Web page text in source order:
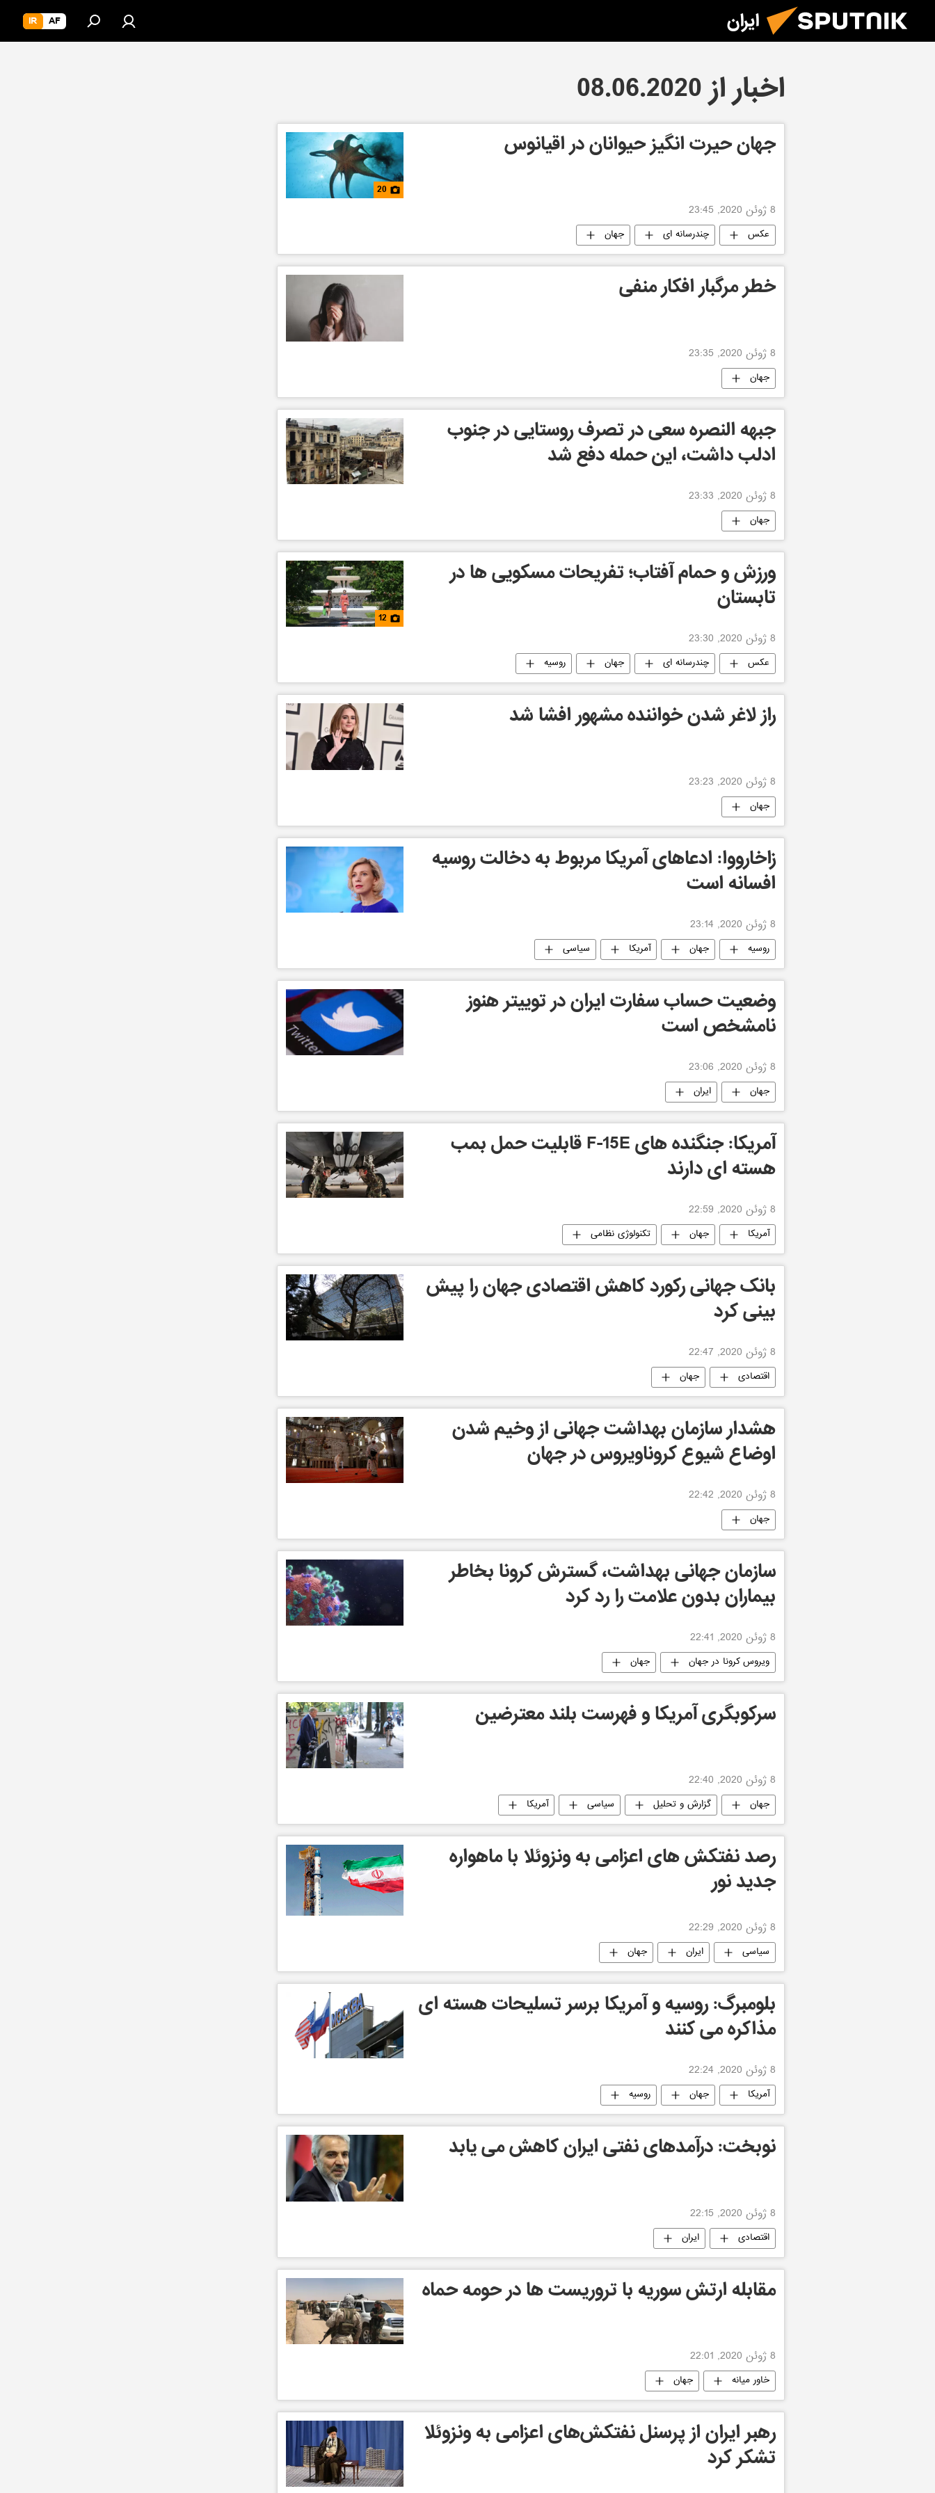
ایران AF
IR
اخبار از 08.06.2020
جهان حیرت انگیز حیوانان در اقیانوس
20
8 ژوئن 2020, 23:45
عکس چندرسانه ای جهان
خطر مرگبار افکار منفی
8 ژوئن 2020, 23:35
جهان
جبهه النصره سعی در تصرف روستایی در جنوب
ادلب داشت، این حمله دفع شد
8 ژوئن 2020, 23:33
جهان
ورزش و حمام آفتاب؛ تفریحات مسکویی ها در
تابستان
12
8 ژوئن 2020, 23:30
عکس چندرسانه ای جهان روسیه
راز لاغر شدن خواننده مشهور افشا شد
8 ژوئن 2020, 23:23
جهان
زاخارووا: ادعاهای آمریکا مربوط به دخالت روسیه
افسانه است
8 ژوئن 2020, 23:14
روسیه جهان آمریکا سیاسی
وضعیت حساب سفارت ایران در توییتر هنوز
نامشخص است
8 ژوئن 2020, 23:06
جهان ایران
آمریکا: جنگنده های F-15E قابلیت حمل بمب
هسته ای دارند
8 ژوئن 2020, 22:59
آمریکا جهان تکنولوژی نظامی
بانک جهانی رکورد کاهش اقتصادی جهان را پیش
بینی کرد
8 ژوئن 2020, 22:47
اقتصادی جهان
هشدار سازمان بهداشت جهانی از وخیم شدن
اوضاع شیوع کروناویروس در جهان
8 ژوئن 2020, 22:42
جهان
سازمان جهانی بهداشت، گسترش کرونا بخاطر
بیماران بدون علامت را رد کرد
8 ژوئن 2020, 22:41
ویروس کرونا در جهان جهان
سرکوبگری آمریکا و فهرست بلند معترضین
8 ژوئن 2020, 22:40
جهان گزارش و تحلیل سیاسی آمریکا
رصد نفتکش های اعزامی به ونزوئلا با ماهواره
جدید نور
8 ژوئن 2020, 22:29
سیاسی ایران جهان
بلومبرگ: روسیه و آمریکا برسر تسلیحات هسته ای
مذاکره می کنند
8 ژوئن 2020, 22:24
آمریکا جهان روسیه
نوبخت: درآمدهای نفتی ایران کاهش می یابد
8 ژوئن 2020, 22:15
اقتصادی ایران
مقابله ارتش سوریه با تروریست‌ ها در حومه حماه
8 ژوئن 2020, 22:01
خاور میانه جهان
رهبر ایران از پرسنل نفتکش‌های اعزامی به ونزوئلا
تشکر کرد